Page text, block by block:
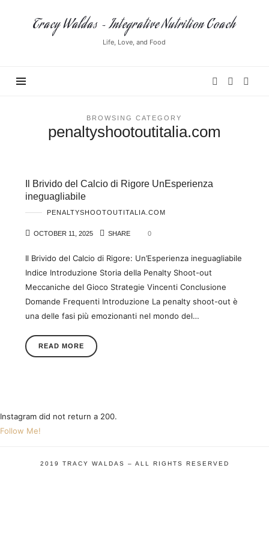
Tracy
Waldas
Tracy Waldas ~ Integrative Nutrition Coach
Life, Love, and Food
BROWSING CATEGORY
penaltyshootoutitalia.com
Il Brivido del Calcio di Rigore UnEsperienza
ineguagliabile
PENALTYSHOOTOUTITALIA.COM
OCTOBER 11, 2025 SHARE 0
Il Brivido del Calcio di Rigore: Un’Esperienza ineguagliabile
Indice Introduzione Storia della Penalty Shoot-out
Meccaniche del Gioco Strategie Vincenti Conclusione
Domande Frequenti Introduzione La penalty shoot-out è
una delle fasi più emozionanti nel mondo del…
READ MORE
Instagram did not return a 200.
Follow Me!
2019 TRACY WALDAS – ALL RIGHTS RESERVED